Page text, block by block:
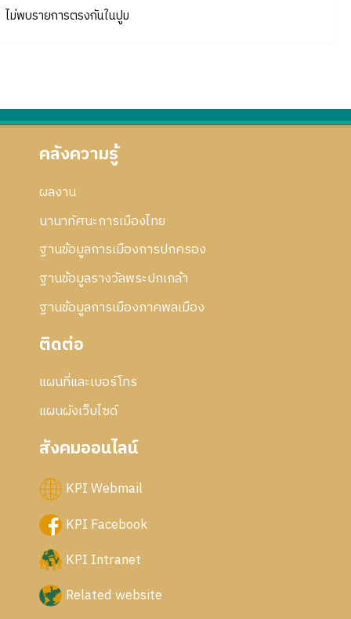
ไม่พบรายการตรงกันในปูม
คลังความรู้
ผลงาน
นานาทัศนะการเมืองไทย
ฐานข้อมูลการเมืองการปกครอง
ฐานข้อมูลรางวัลพระปกเกล้า
ฐานข้อมูลการเมืองภาคพลเมือง
ติดต่อ
แผนที่และเบอร์โทร
แผนผังเว็บไซด์
สังคมออนไลน์
KPI Webmail
KPI Facebook
KPI Intranet
Related website